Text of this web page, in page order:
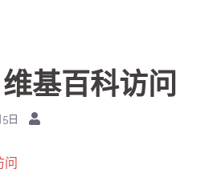
基百科访问
日
问